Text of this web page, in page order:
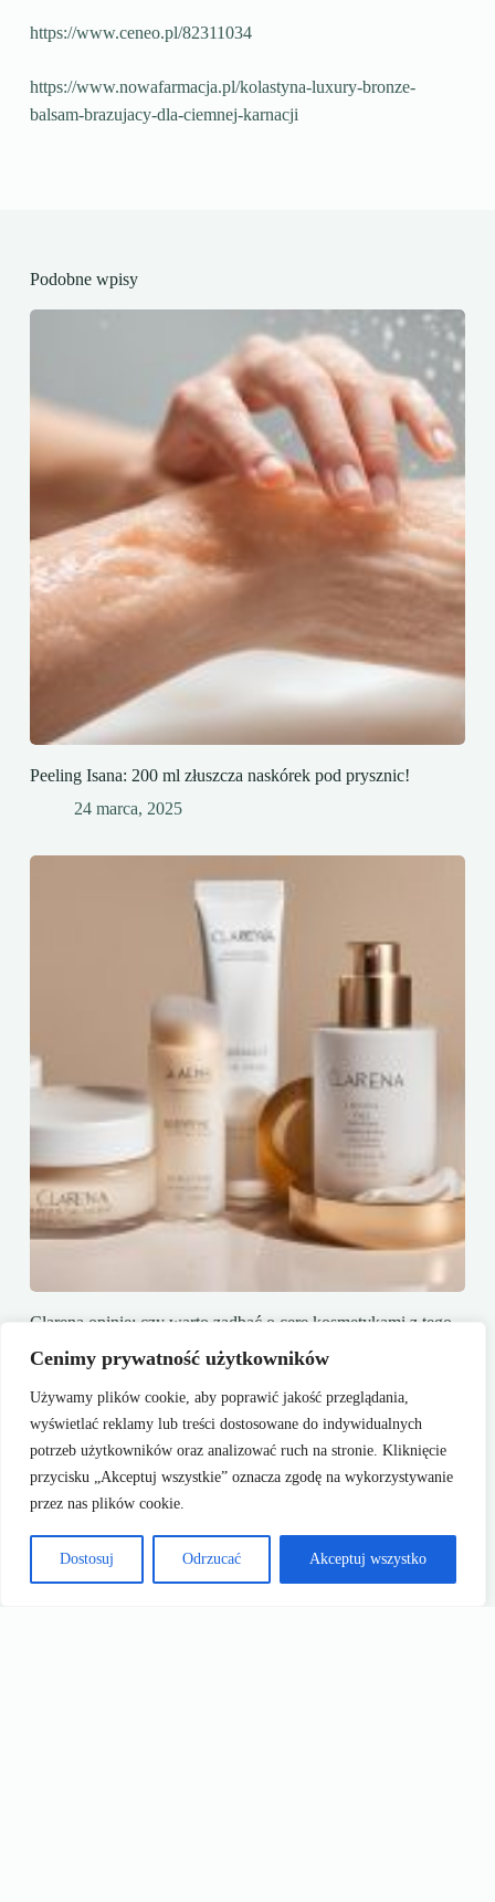
Cenimy prywatność użytkowników
Używamy plików cookie, aby poprawić jakość przeglądania,
wyświetlać reklamy lub treści dostosowane do indywidualnych
potrzeb użytkowników oraz analizować ruch na stronie. Kliknięcie
przycisku „Akceptuj wszystkie” oznacza zgodę na wykorzystywanie
przez nas plików cookie.
Dostosuj Odrzucać Akceptuj wszystko
https://www.ceneo.pl/82311034
https://www.nowafarmacja.pl/kolastyna-luxury-bronze-
balsam-brazujacy-dla-ciemnej-karnacji
Podobne wpisy
Peeling Isana: 200 ml złuszcza naskórek pod prysznic!
24 marca, 2025
Clarena opinie: czy warto zadbać o cerę kosmetykami z tego
sklepu?